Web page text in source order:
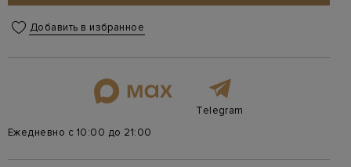
Добавить в избранное
Telegram
Ежедневно с 10:00 до 21:00